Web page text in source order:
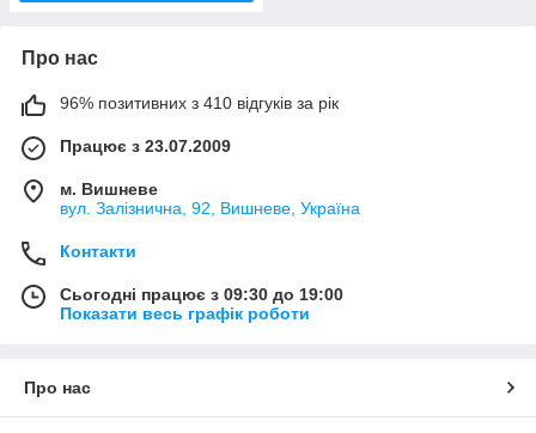
Про нас
96% позитивних з 410 відгуків за рік
Працює з 23.07.2009
м. Вишневе
вул. Залізнична, 92, Вишневе, Україна
Контакти
Сьогодні працює з 09:30 до 19:00
Показати весь графік роботи
Про нас